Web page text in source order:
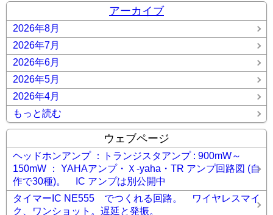
アーカイブ
2026年8月
2026年7月
2026年6月
2026年5月
2026年4月
もっと読む
ウェブページ
ヘッドホンアンプ ：トランジスタアンプ : 900mW～
150mW ： YAHAアンプ・Ｘ-yaha・TR アンプ回路図 (自
作で30種)。 IC アンプは別公開中
タイマーIC NE555 でつくれる回路。 ワイヤレスマイ
ク、ワンショット。遅延と発振。